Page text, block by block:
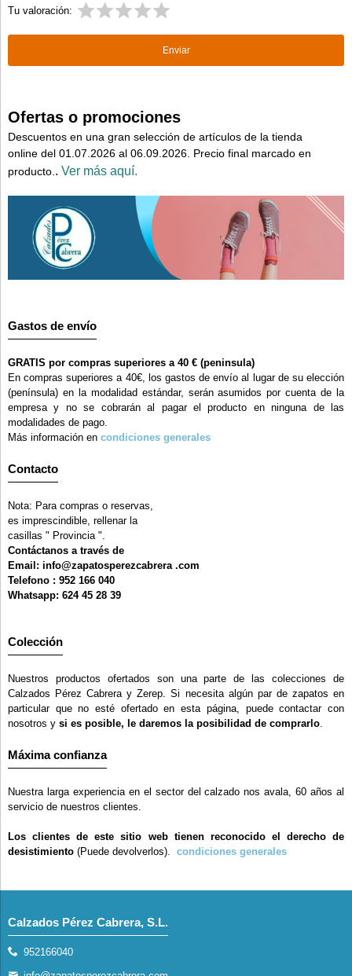
Tu valoración:
Ofertas o promociones
Descuentos en una gran selección de artículos de la tienda
online del 01.07.2026 al 06.09.2026. Precio final marcado en
producto. . Ver más aquí.
Gastos de envío
GRATIS por compras superiores a 40 € (peninsula)
En compras superiores a 40€, los gastos de envío al lugar de su elección
(península) en la modalidad estándar, serán asumidos por cuenta de la
empresa y no se cobrarán al pagar el producto en ninguna de las
modalidades de pago.
Más información en condiciones generales
Contacto
Nota: Para compras o reservas,
es imprescindible, rellenar la
casillas " Provincia ".
Contáctanos a través de
Email: info@zapatosperezcabrera .com
Telefono : 952 166 040
Whatsapp: 624 45 28 39
Colección
Nuestros productos ofertados son una parte de las colecciones de
Calzados Pérez Cabrera y Zerep. Si necesita algún par de zapatos en
particular que no esté ofertado en esta página, puede contactar con
nosotros y si es posible, le daremos la posibilidad de comprarlo.
Máxima confianza
Nuestra larga experiencia en el sector del calzado nos avala, 60 años al
servicio de nuestros clientes.
Los clientes de este sitio web tienen reconocido el derecho de
desistimiento (Puede devolverlos). condiciones generales
Calzados Pérez Cabrera, S.L.
952166040